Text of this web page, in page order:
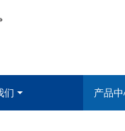
们 产品